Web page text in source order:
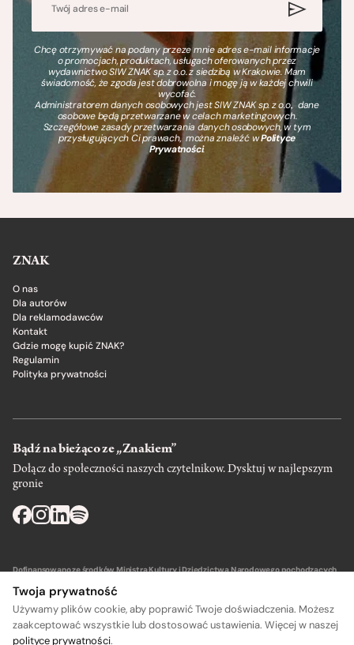
Chcę otrzymywać na podany przeze mnie adres e-mail informacje
o promocjach, produktach, usługach oferowanych przez
wydawnictwo SIW ZNAK sp. z o.o. z siedzibą w Krakowie. Mam
świadomość, że zgoda jest dobrowolna i mogę ją w każdej chwili
wycofać.
Administratorem danych osobowych jest SIW ZNAK sp. z o.o., dane
osobowe będą przetwarzane w celach marketingowych.
Szczegółowe zasady przetwarzania danych osobowych, w tym
przysługujących Ci prawach, można znaleźć wPolityce
Prywatności.
ZNAK
O nas
Dla autorów
Dla reklamodawców
Kontakt
Gdzie mogę kupić ZNAK?
Regulamin
Polityka prywatności
Bądź na bieżąco ze „Znakiem”
Dołącz do społeczności naszych czytelnikow. Dysktuj w najlepszym
gronie
Dofinansowano ze środków Ministra Kultury i Dziedzictwa Narodowego pochodzących
Twoja prywatność
Używamy plików cookie, aby poprawić Twoje doświadczenia. Możesz
zaakceptować wszystkie lub dostosować ustawienia. Więcej w naszej
polityce prywatności.